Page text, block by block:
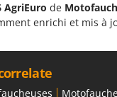
AgriEuro de
enrichi et mis à
correlate